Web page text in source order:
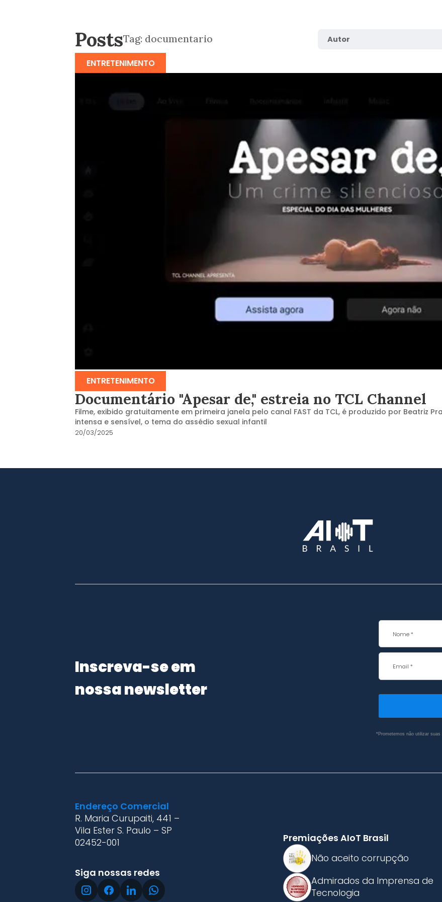
PostsTag: documentario
ENTRETENIMENTO
ENTRETENIMENTO
Documentário "Apesar de," estreia no TCL Channel
Filme, exibido gratuitamente em primeira janela pelo canal FAST da TCL, é produzido por Beatriz
intensa e sensível, o tema do assédio sexual infantil
20/03/2025
Inscreva-se em
nossa newsletter
*Prometemos não utilizar suas
Endereço Comercial
R. Maria Curupaiti, 441 –
Vila Ester S. Paulo – SP
02452-001
Siga nossas redes
Premiações AIoT Brasil
Não aceito corrupção
Admirados da Imprensa de
Tecnologia